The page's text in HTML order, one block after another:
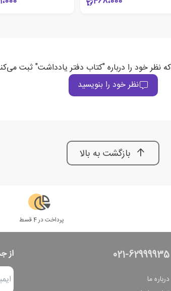
نظر خود را درباره "کتاب دفتر یادداشت" ثبت
نظر خود را بنویسید
بازگشت به بالا
پرداخت در 4 قسط
021-62999935
درباره ما
از